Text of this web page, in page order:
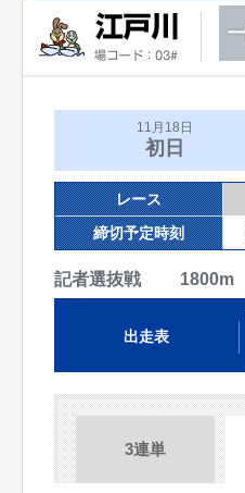
11月18日
初日
レース
締切予定時刻
記者選抜戦 1800m
出走表
3連単